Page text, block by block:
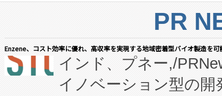
PR
Enzene、コスト効率に優れ、高収率を実現する地域密着型バイオ製造を
インド、プネー,/
イノベーション型の